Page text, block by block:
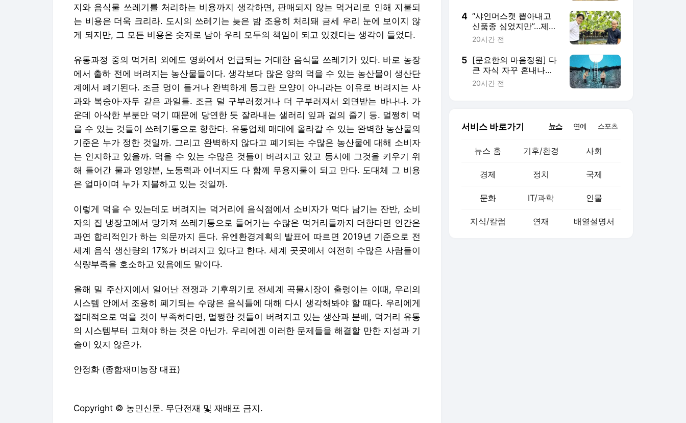
지와 음식물 쓰레기를 처리하는 비용까지 생각하면, 판매되지 않는 먹거리로 인해 지불되
는 비용은 더욱 크리라. 도시의 쓰레기는 늦은 밤 조용히 처리돼 금세 우리 눈에 보이지 않
게 되지만, 그 모든 비용은 숫자로 남아 우리 모두의 책임이 되고 있겠다는 생각이 들었다.
유통과정 중의 먹거리 외에도 영화에서 언급되는 거대한 음식물 쓰레기가 있다. 바로 농장
에서 출하 전에 버려지는 농산물들이다. 생각보다 많은 양의 먹을 수 있는 농산물이 생산단
계에서 폐기된다. 조금 멍이 들거나 완벽하게 동그란 모양이 아니라는 이유로 버려지는 사
과와 복숭아·자두 같은 과일들. 조금 덜 구부러졌거나 더 구부러져서 외면받는 바나나. 가
운데 아삭한 부분만 먹기 때문에 당연한 듯 잘라내는 샐러리 잎과 겉의 줄기 등. 멀쩡히 먹
을 수 있는 것들이 쓰레기통으로 향한다. 유통업체 매대에 올라갈 수 있는 완벽한 농산물의
기준은 누가 정한 것일까. 그리고 완벽하지 않다고 폐기되는 수많은 농산물에 대해 소비자
는 인지하고 있을까. 먹을 수 있는 수많은 것들이 버려지고 있고 동시에 그것을 키우기 위
해 들어간 물과 영양분, 노동력과 에너지도 다 함께 무용지물이 되고 만다. 도대체 그 비용
은 얼마이며 누가 지불하고 있는 것일까.
이렇게 먹을 수 있는데도 버려지는 먹거리에 음식점에서 소비자가 먹다 남기는 잔반, 소비
자의 집 냉장고에서 망가져 쓰레기통으로 들어가는 수많은 먹거리들까지 더한다면 인간은
과연 합리적인가 하는 의문까지 든다. 유엔환경계획의 발표에 따르면 2019년 기준으로 전
세계 음식 생산량의 17%가 버려지고 있다고 한다. 세계 곳곳에서 여전히 수많은 사람들이
식량부족을 호소하고 있음에도 말이다.
올해 밀 주산지에서 일어난 전쟁과 기후위기로 전세계 곡물시장이 출렁이는 이때, 우리의
시스템 안에서 조용히 폐기되는 수많은 음식들에 대해 다시 생각해봐야 할 때다. 우리에게
절대적으로 먹을 것이 부족하다면, 멀쩡한 것들이 버려지고 있는 생산과 분배, 먹거리 유통
의 시스템부터 고쳐야 하는 것은 아닌가. 우리에겐 이러한 문제들을 해결할 만한 지성과 기
술이 있지 않은가.
안정화 (종합재미농장 대표)
Copyright © 농민신문. 무단전재 및 재배포 금지.
4 “샤인머스캣 뽑아내고
신품종 심었지만”…제철
‘포도’ 가격 약세, 왜?
20시간 전
5 [문요한의 마음정원] 다
큰 자식 자꾸 혼내나
요?…믿는 만큼 믿을 만
20시간 전
서비스 바로가기 뉴스 연예 스포츠
뉴스 홈 기후/환경 사회
경제 정치 국제
문화 IT/과학 인물
지식/칼럼 연재 배열설명서